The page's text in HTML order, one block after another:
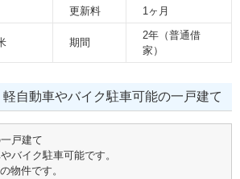
更新料
1ヶ月
期間
2年（普通借
家）
軽自動車やバイク駐車可能の一戸建て
戸建て
バイク駐車可能です。
物件です。